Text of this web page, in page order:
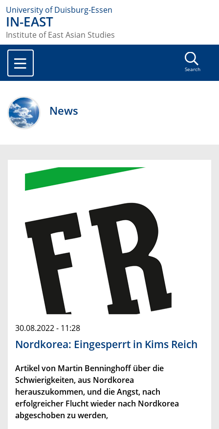
University of Duisburg-Essen
IN-EAST
Institute of East Asian Studies
Search
News
30.08.2022 - 11:28
Nordkorea: Eingesperrt in Kims Reich
Artikel von Martin Benninghoff über die
Schwierigkeiten, aus Nordkorea
herauszukommen, und die Angst, nach
erfolgreicher Flucht wieder nach Nordkorea
abgeschoben zu werden,